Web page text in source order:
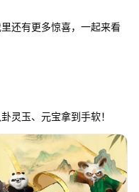
还有更多惊喜，一起来看
灵玉、元宝拿到手软！